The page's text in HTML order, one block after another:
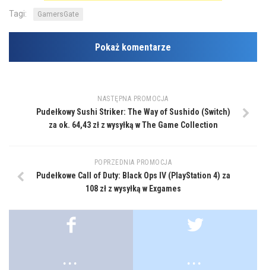
Tagi: GamersGate
Pokaż komentarze
NASTĘPNA PROMOCJA
Pudełkowy Sushi Striker: The Way of Sushido (Switch)
za ok. 64,43 zł z wysyłką w The Game Collection
POPRZEDNIA PROMOCJA
Pudełkowe Call of Duty: Black Ops IV (PlayStation 4) za
108 zł z wysyłką w Exgames
. .